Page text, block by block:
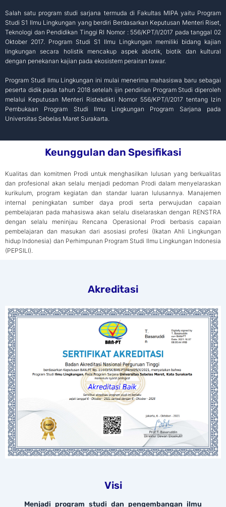
Salah satu program studi sarjana termuda di Fakultas MIPA yaitu Program
Studi S1 Ilmu Lingkungan yang berdiri Berdasarkan Keputusan Menteri Riset,
Teknologi dan Pendidikan Tinggi RI Nomor : 556/KPT/I/2017 pada tanggal 02
Oktober 2017. Program Studi S1 Ilmu Lingkungan memiliki bidang kajian
lingkungan secara holistik mencakup aspek abiotik, biotik dan kultural
dengan penekanan kajian pada ekosistem perairan tawar.
Program Studi Ilmu Lingkungan ini mulai menerima mahasiswa baru sebagai
peserta didik pada tahun 2018 setelah ijin pendirian Program Studi diperoleh
melalui Keputusan Menteri Ristekdikti Nomor 556/KPT/I/2017 tentang Izin
Pembukaan Program Studi Ilmu Lingkungan Program Sarjana pada
Universitas Sebelas Maret Surakarta.
Keunggulan dan Spesifikasi
Kualitas dan komitmen Prodi untuk menghasilkan lulusan yang berkualitas
dan profesional akan selalu menjadi pedoman Prodi dalam menyelaraskan
kurikulum, program kegiatan dan standar luaran lulusannya. Manajemen
internal peningkatan sumber daya prodi serta perwujudan capaian
pembelajaran pada mahasiswa akan selalu diselaraskan dengan RENSTRA
dengan selalu meninjau Rencana Operasional Prodi berbasis capaian
pembelajaran dan masukan dari asosiasi profesi (Ikatan Ahli Lingkungan
hidup Indonesia) dan Perhimpunan Program Studi Ilmu Lingkungan Indonesia
(PEPSILI).
Akreditasi
Visi
Menjadi program studi dan pengembangan ilmu